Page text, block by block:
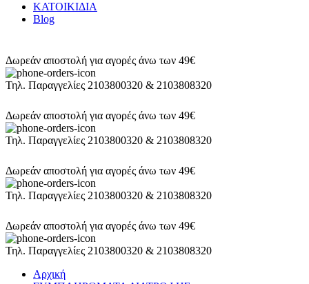
ΚΑΤΟΙΚΙΔΙΑ
Blog
Δωρεάν αποστολή για αγορές άνω των 49€
Τηλ. Παραγγελίες 2103800320 & 2103808320
Δωρεάν αποστολή για αγορές άνω των 49€
Τηλ. Παραγγελίες 2103800320 & 2103808320
Δωρεάν αποστολή για αγορές άνω των 49€
Τηλ. Παραγγελίες 2103800320 & 2103808320
Δωρεάν αποστολή για αγορές άνω των 49€
Τηλ. Παραγγελίες 2103800320 & 2103808320
Αρχική